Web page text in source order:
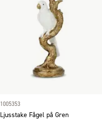
1005353
Ljusstake Fågel på Gren